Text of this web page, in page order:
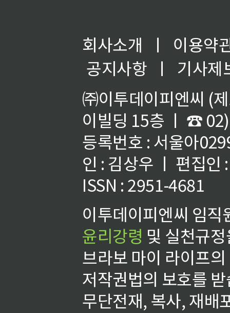
회사소개 ㅣ
이용약
공지사항
ㅣ
기사제
㈜이투데이피엔씨 (
이빌딩 15층 ㅣ ☎
등록번호 : 서울아
인 : 김상우 ㅣ 편집인
ISSN : 2951-4681
이투데이피엔씨 임
윤리강령 및 실천규
브라보 마이 라이프
저작권법의 보호를
무단전재, 복사, 재배